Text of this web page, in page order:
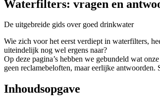
Waterfilters: vragen en
De uitgebreide gids over goed drinkwater
Wie zich voor het eerst verdiept in waterfilters,
uiteindelijk nog wel ergens naar?
Op deze pagina’s hebben we gebundeld wat
geen reclamebeloften, maar eerlijke
Inhoudsopgave